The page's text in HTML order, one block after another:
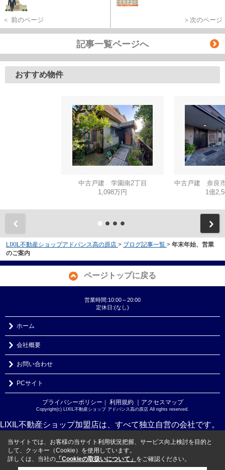
＜ 前のページ ＞次のページ
記事一覧ページへ
おすすめ物件
中古戸建 学園南2丁目
1,098万円
中古戸建 奈良
1億
LIXIL不動産ショップアドバンス高の原店 > ブログ記事一覧 > 年末年始、営業
のご案内
ページトップに戻る
営業時間:10:00～20:00
定休日:(なし)
ホーム
会社概要
お問い合わせ
PCサイト
プライバシーポリシー ｜ 利用規約 ｜アクセスマップ
Copyright(c) LIXIL不動産ショップ アドバンス高の原店 All rights reserved.
LIXIL不動産ショップ加盟店は、すべて独立自営の会社です。
当サイトでは、お客様の当サイト利用状況把握、サービス向上検討を目的と
して、クッキー（Cookie）を使用しています。
詳しくは、当社の 「Cookieの取扱いについて」 をご確認ください。